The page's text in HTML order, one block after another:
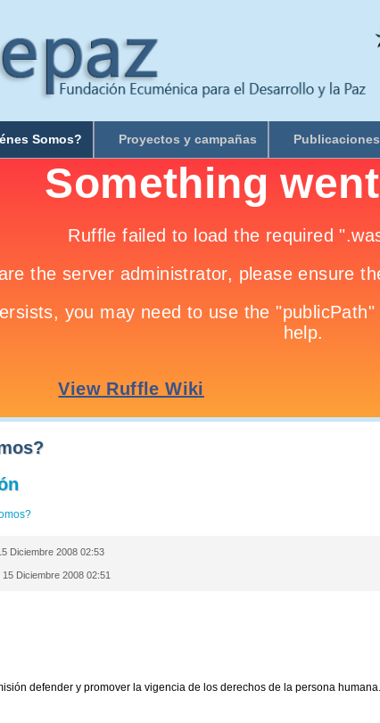
Somos? Proyectos y campañas Publicaciones
Diciembre 2008 02:53
Diciembre 2008 02:51
defender y promover la vigencia de los derechos de la persona humana.